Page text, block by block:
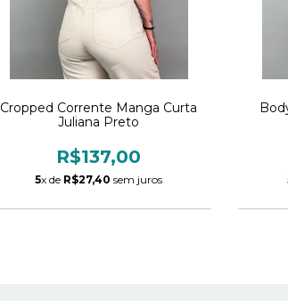
Cropped Corrente Manga Curta
Juliana Preto
R$137,00
5x de R$27,40 sem juros